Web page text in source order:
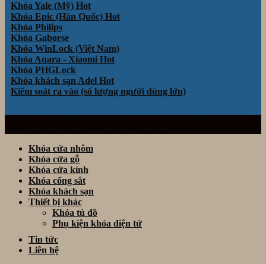
Khóa Yale (Mỹ)
Khóa Epic (Hàn Quốc)
Khóa Philips
Khóa Gaborse
Khóa WinLock (Việt Nam)
Khóa Aqara - Xiaomi
Khóa PHGLock
Khóa khách sạn Adel
Kiểm soát ra vào (số lượng người dùng lớn)
Khóa cửa nhôm
Khóa cửa gỗ
Khóa cửa kính
Khóa cổng sắt
Khóa khách sạn
Thiết bị khác
Khóa tủ đồ
Phụ kiện khóa điện tử
Tin tức
Liên hệ